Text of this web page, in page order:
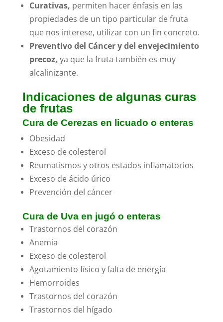
Curativas, permiten hacer énfasis en las
propiedades de un tipo particular de fruta
que nos interese, utilizar con un fin concreto.
Preventivo del Cáncer y del envejecimiento
precoz, ya que la fruta también es muy
alcalinizante.
Indicaciones de algunas curas
de frutas
Cura de Cerezas en licuado o enteras
Obesidad
Exceso de colesterol
Reumatismos y otros estados inflamatorios
Exceso de ácido úrico
Prevención del cáncer
Cura de Uva en jugó o enteras
Trastornos del corazón
Anemia
Exceso de colesterol
Agotamiento físico y falta de energía
Hemorroides
Trastornos del corazón
Trastornos del hígado